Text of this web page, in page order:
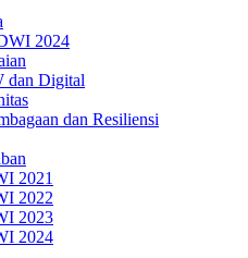
2024
dan Digital
dan Resiliensi
2021
2022
2023
2024